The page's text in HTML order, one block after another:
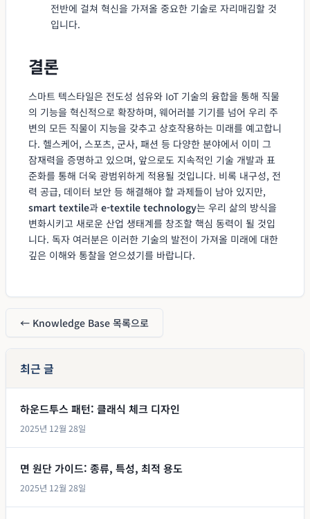
전반에 걸쳐 혁신을 가져올 중요한 기술로 자리매김할 것
입니다.
결론
스마트 텍스타일은 전도성 섬유와 IoT 기술의 융합을 통해 직물
의 기능을 혁신적으로 확장하며, 웨어러블 기기를 넘어 우리 주
변의 모든 직물이 지능을 갖추고 상호작용하는 미래를 예고합니
다. 헬스케어, 스포츠, 군사, 패션 등 다양한 분야에서 이미 그
잠재력을 증명하고 있으며, 앞으로도 지속적인 기술 개발과 표
준화를 통해 더욱 광범위하게 적용될 것입니다. 비록 내구성, 전
력 공급, 데이터 보안 등 해결해야 할 과제들이 남아 있지만,
smart textile과 e-textile technology는 우리 삶의 방식을
변화시키고 새로운 산업 생태계를 창조할 핵심 동력이 될 것입
니다. 독자 여러분은 이러한 기술의 발전이 가져올 미래에 대한
깊은 이해와 통찰을 얻으셨기를 바랍니다.
← Knowledge Base 목록으로
최근 글
하운드투스 패턴: 클래식 체크 디자인
2025년 12월 28일
면 원단 가이드: 종류, 특성, 최적 용도
2025년 12월 28일